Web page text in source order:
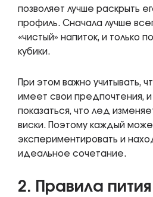
позволяет лучше раскрыть
профиль. Сначала лучше
«чистый» напиток, и только
кубики.
При этом важно учитывать,
имеет свои предпочтения,
показаться, что лед
виски. Поэтому каждый
экспериментировать и
идеальное сочетание.
2. Правила